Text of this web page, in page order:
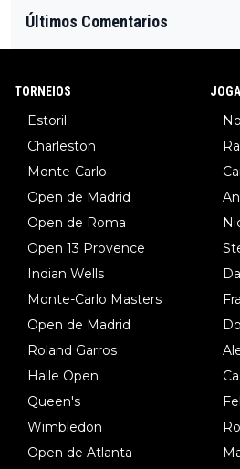
Últimos Comentarios
TORNEIOS
Estoril
Charleston
Monte-Carlo
Open de Madrid
Open de Roma
Open 13 Provence
Indian Wells
Monte-Carlo Masters
Open de Madrid
Roland Garros
Halle Open
Queen's
Wimbledon
Open de Atlanta